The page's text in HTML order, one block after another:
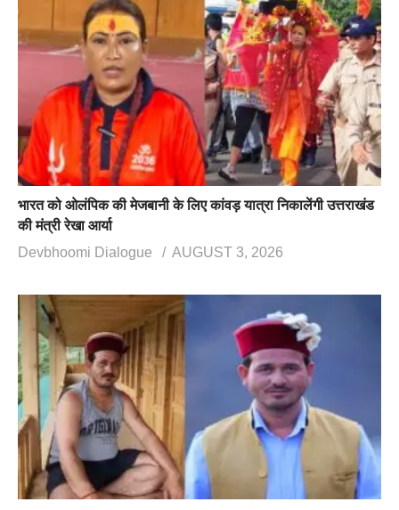
भारत को ओलंपिक की मेजबानी के लिए कांवड़ यात्रा निकालेंगी उत्तराखंड
की मंत्री रेखा आर्या
Devbhoomi Dialogue
AUGUST 3, 2026